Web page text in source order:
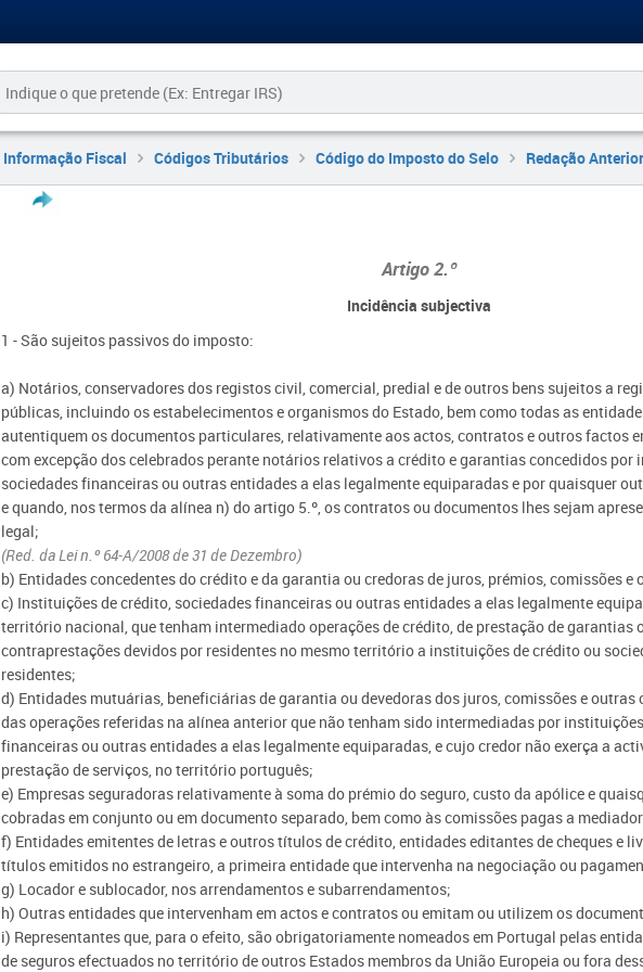
Informação Fiscal Códigos Tributários Código do Imposto do Selo Redação Anterior
Artigo 2.º
Incidência subjectiva
1 - São sujeitos passivos do imposto:
a) Notários, conservadores dos registos civil, comercial, predial e de outros bens sujeitos a
públicas, incluindo os estabelecimentos e organismos do Estado, bem como todas as
autentiquem os documentos particulares, relativamente aos actos, contratos e outros factos
com excepção dos celebrados perante notários relativos a crédito e garantias concedidos por
sociedades financeiras ou outras entidades a elas legalmente equiparadas e por quaisquer
e quando, nos termos da alínea n) do artigo 5.º, os contratos ou documentos lhes sejam
legal;
(Red. da Lei n.º 64-A/2008 de 31 de Dezembro)
b) Entidades concedentes do crédito e da garantia ou credoras de juros, prémios, comissões
c) Instituições de crédito, sociedades financeiras ou outras entidades a elas legalmente
território nacional, que tenham intermediado operações de crédito, de prestação de garantias
contraprestações devidos por residentes no mesmo território a instituições de crédito ou
residentes;
d) Entidades mutuárias, beneficiárias de garantia ou devedoras dos juros, comissões e outras
das operações referidas na alínea anterior que não tenham sido intermediadas por
financeiras ou outras entidades a elas legalmente equiparadas, e cujo credor não exerça a
prestação de serviços, no território português;
e) Empresas seguradoras relativamente à soma do prémio do seguro, custo da apólice e
cobradas em conjunto ou em documento separado, bem como às comissões pagas a
f) Entidades emitentes de letras e outros títulos de crédito, entidades editantes de cheques e
títulos emitidos no estrangeiro, a primeira entidade que intervenha na negociação ou
g) Locador e sublocador, nos arrendamentos e subarrendamentos;
h) Outras entidades que intervenham em actos e contratos ou emitam ou utilizem os
i) Representantes que, para o efeito, são obrigatoriamente nomeados em Portugal pelas
de seguros efectuados no território de outros Estados membros da União Europeia ou fora